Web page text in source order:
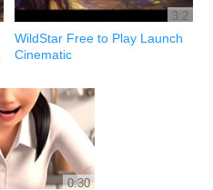
3:2
WildStar Free to Play Launch
Cinematic
0:30